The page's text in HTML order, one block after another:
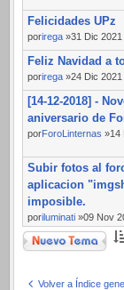
Felicidades UPz
porirega »31 Dic
Feliz Navidad a
porirega »24 Dic
[14-12-2018] -
aniversario de
porForoLinternas »14
Subir fotos al
aplicacion
imposible.
poriluminati »09 Nov
Nuevo Tema
Volver a Índice